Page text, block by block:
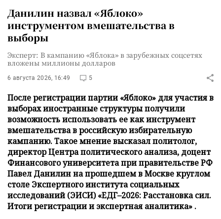
Данилин назвал «Яблоко»
инструментом вмешательства в
выборы
Эксперт: В кампанию «Яблока» в зарубежных соцсетях
вложены миллионы долларов
6 августа 2026, 16:49 5
После регистрации партии «Яблоко» для участия в
выборах иностранные структуры получили
возможность использовать ее как инструмент
вмешательства в российскую избирательную
кампанию. Такое мнение высказал политолог,
директор Центра политического анализа, доцент
Финансового университета при правительстве РФ
Павел Данилин на прошедшем в Москве круглом
столе Экспертного института социальных
исследований (ЭИСИ) «ЕДГ–2026: Расстановка сил.
Итоги регистрации и экспертная аналитика» .